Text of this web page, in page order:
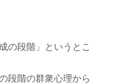
の段階」というとこ
段階の群衆心理から